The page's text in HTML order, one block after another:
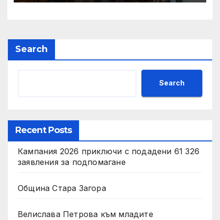
интересите на България
Search
Search
Recent Posts
Кампания 2026 приключи с подадени 61 326
заявления за подпомагане
Община Стара Загора
Велислава Петрова към младите